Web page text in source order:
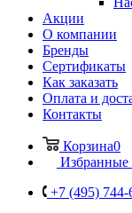
Акции
О компании
Бренды
Сертификаты
Как заказать
Оплата и
Контакты
Корзина0
Избранные
+7 (495) 744-